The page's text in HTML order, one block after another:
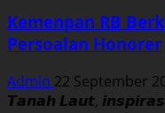
Kemenku
RI
Kalinya.
Kemenpan RB
Persoalan Honorer
Admin 22 September
𝙏𝙖𝙣𝙖𝙝 𝙇𝙖𝙪𝙩,